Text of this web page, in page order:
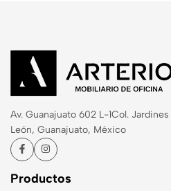
Av. Guanajuato 602 L-1Col. Jardines
León, Guanajuato, México
Productos